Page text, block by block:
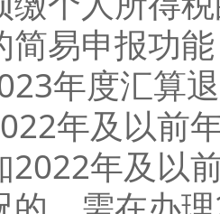
简易申报功
年度汇算退
年及以前
2022年及以